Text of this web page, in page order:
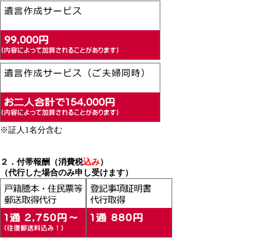
※証人1名分含む
２．付帯報酬（消費税込み）
（代行した場合のみ申し受けます）